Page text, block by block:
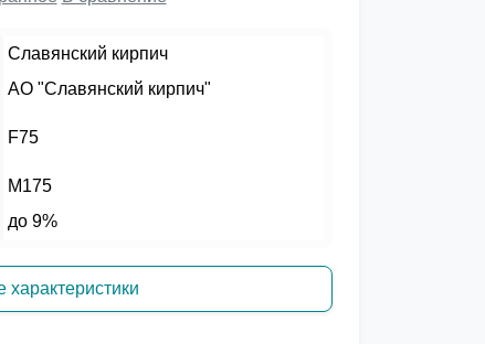
Славянский кирпич
АО "Славянский кирпич"
F75
М175
до 9%
характеристики